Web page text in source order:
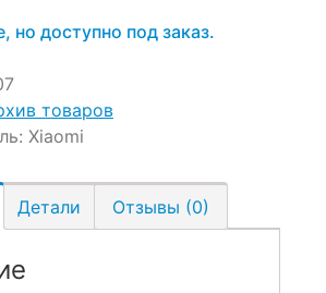
но доступно под заказ.
товаров
Xiaomi
Детали Отзывы (0)